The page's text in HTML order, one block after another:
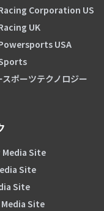
Corporation US
UK
USA
スポーツテクノロジー
Media Site
Site
Site
Site